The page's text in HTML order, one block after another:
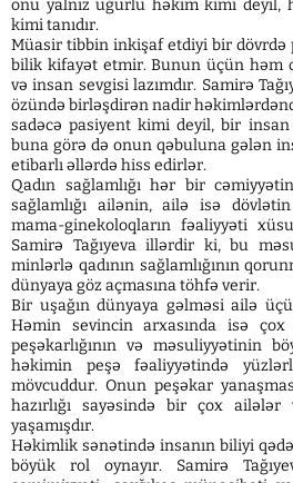
onu yalnız uğurlu həkim kimi deyil,
kimi tanıdır.
Müasir tibbin inkişaf etdiyi bir dövrdə
bilik kifayət etmir. Bunun üçün həm
və insan sevgisi lazımdır. Samirə
özündə birləşdirən nadir
sadəcə pasiyent kimi deyil, bir
buna görə də onun qəbuluna gələn
etibarlı əllərdə hiss edirlər.
Qadın sağlamlığı hər bir
sağlamlığı ailənin, ailə isə
mama-ginekoloqların fəaliyyəti
Samirə Tağıyeva illərdir ki, bu
minlərlə qadının sağlamlığının
dünyaya göz açmasına töhfə verir.
Bir uşağın dünyaya gəlməsi ailə
Həmin sevincin arxasında isə
peşəkarlığının və məsuliyyətinin
həkimin peşə fəaliyyətində
mövcuddur. Onun peşəkar
hazırlığı sayəsində bir çox
yaşamışdır.
Həkimlik sənətində insanın biliyi
böyük rol oynayır. Samirə